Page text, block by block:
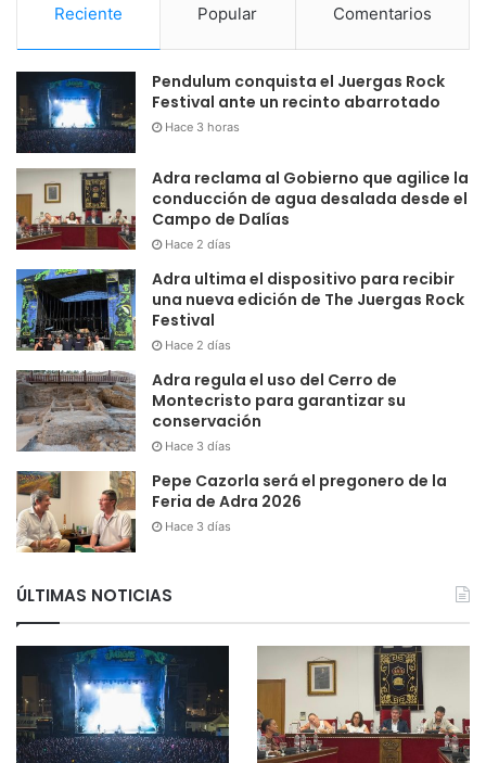
Reciente Popular Comentarios
Pendulum conquista el Juergas Rock
Festival ante un recinto abarrotado
Hace 3 horas
Adra reclama al Gobierno que agilice la
conducción de agua desalada desde el
Campo de Dalías
Hace 2 días
Adra ultima el dispositivo para recibir
una nueva edición de The Juergas Rock
Festival
Hace 2 días
Adra regula el uso del Cerro de
Montecristo para garantizar su
conservación
Hace 3 días
Pepe Cazorla será el pregonero de la
Feria de Adra 2026
Hace 3 días
ÚLTIMAS NOTICIAS